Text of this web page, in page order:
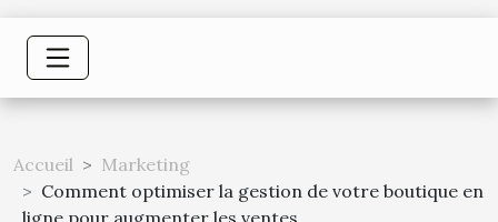
Accueil
Marketing
Comment optimiser la gestion de votre boutique en
ligne pour augmenter les ventes